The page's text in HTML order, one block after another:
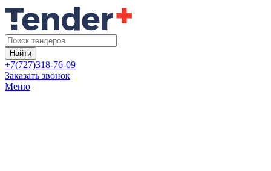
Найти
+7(727)318-76-09
Заказать звонок
Меню